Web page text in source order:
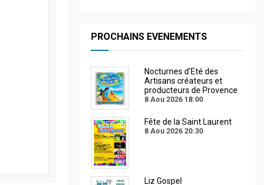
PROCHAINS EVENEMENTS
Nocturnes d'Eté des
Artisans créateurs et
producteurs de Provence
8 Aou 2026 18:00
Fête de la Saint Laurent
8 Aou 2026 20:30
Liz Gospel